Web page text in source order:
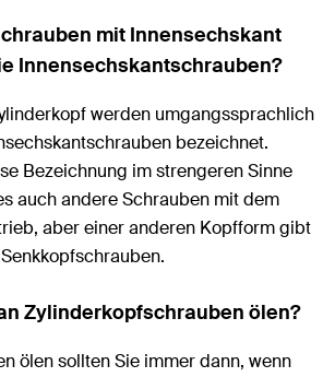
mit Innensechskant
Innensechskantschrauben?
werden umgangssprachlich
bezeichnet.
Bezeichnung im strengeren Sinne
auch andere Schrauben mit dem
aber einer anderen Kopfform gibt
Zylinderkopfschrauben ölen?
ölen sollten Sie immer dann, wenn